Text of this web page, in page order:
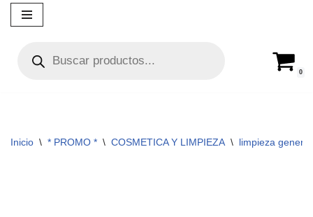
contenido
0
Inicio \ * PROMO * \ COSMETICA Y LIMPIEZA \ limpieza